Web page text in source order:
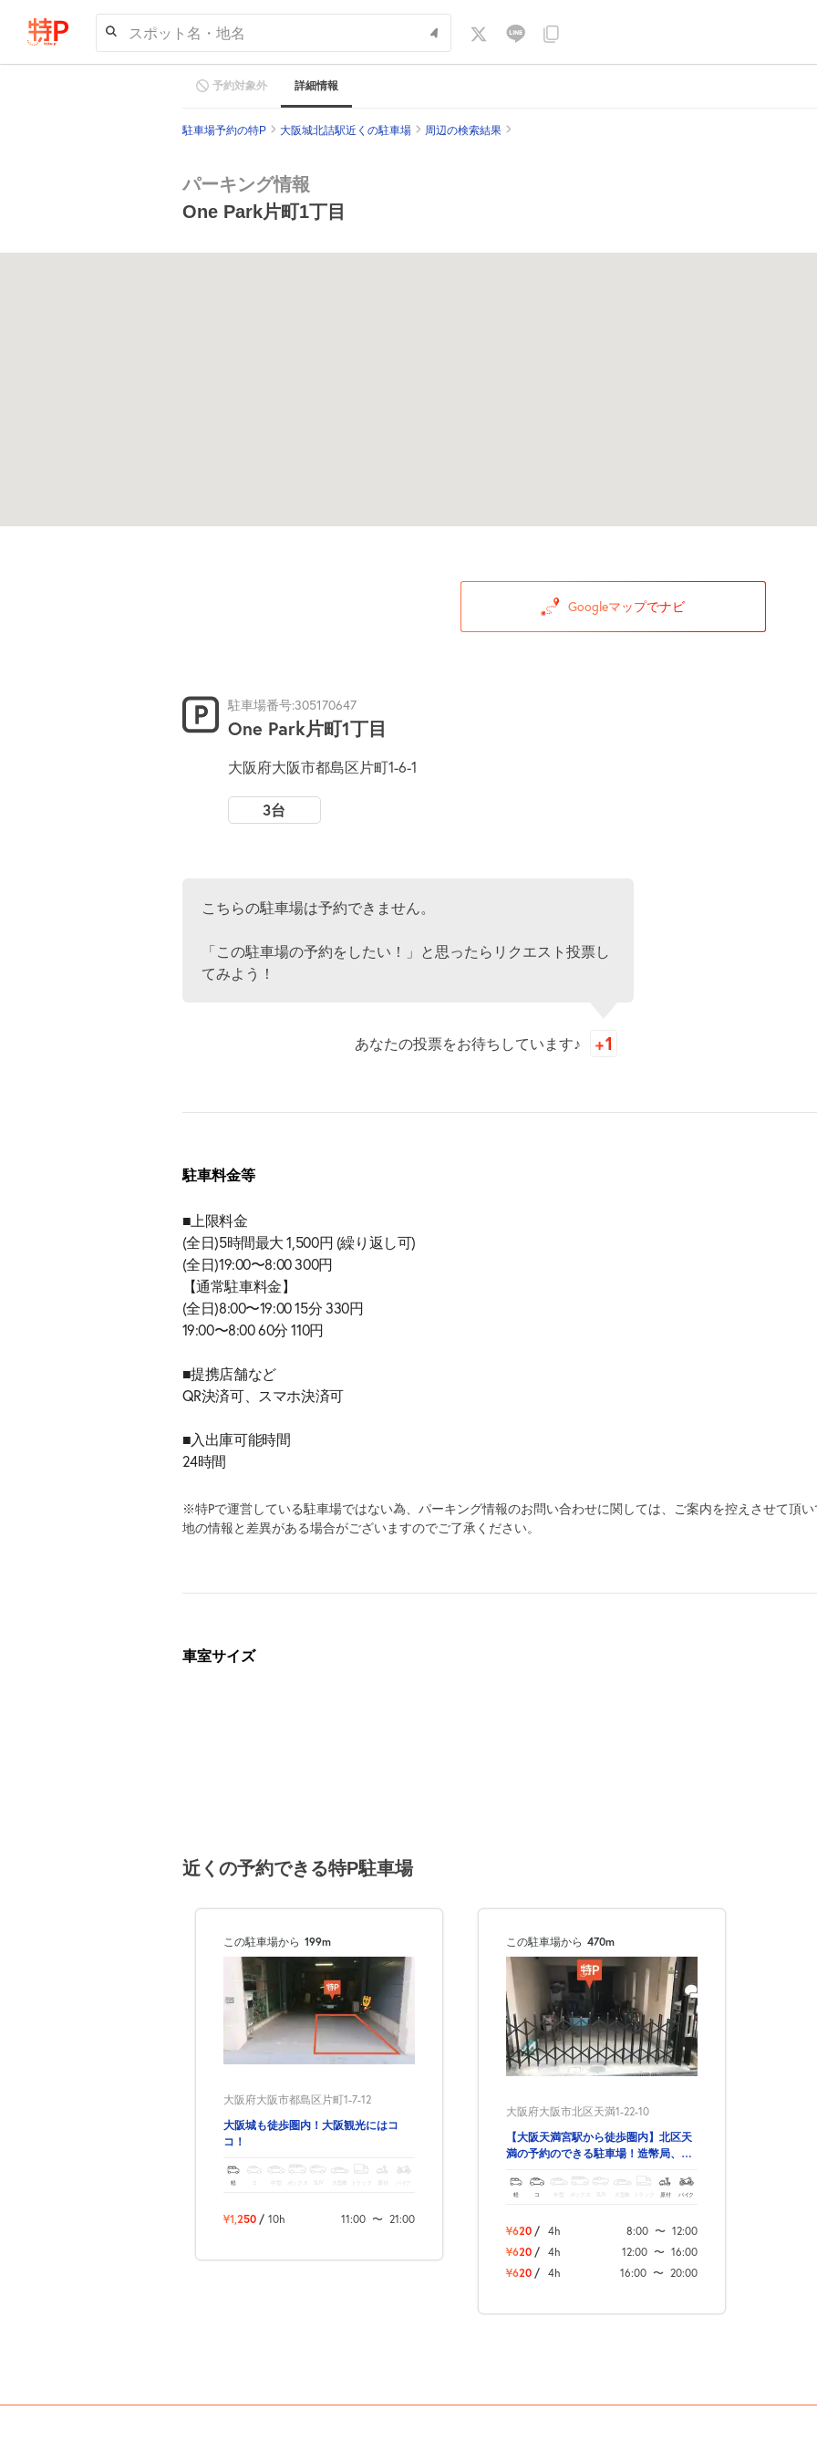
スポット名・地名
予約対象外 詳細情報
駐車場予約の特P 大阪城北詰駅近くの駐車場 周辺の検索結果
パーキング情報
One Park片町1丁目
Googleマップでナビ
駐車場番号:305170647
One Park片町1丁目
大阪府大阪市都島区片町1-6-1
3台
こちらの駐車場は予約できません。
「この駐車場の予約をしたい！」と思ったらリクエスト投票し
てみよう！
あなたの投票をお待ちしています♪
駐車料金等
■上限料金
(全日)5時間最大 1,500円 (繰り返し可)
(全日)19:00〜8:00 300円
【通常駐車料金】
(全日)8:00〜19:00 15分 330円
19:00〜8:00 60分 110円
■提携店舗など
QR決済可、スマホ決済可
■入出庫可能時間
24時間
※特Pで運営している駐車場ではない為、パーキング情報のお問い合わせに関しては、ご案内を控えさせて頂
地の情報と差異がある場合がございますのでご了承ください。
車室サイズ
近くの予約できる特P駐車場
この駐車場から 199m
大阪府大阪市都島区片町1-7-12
大阪城も徒歩圏内！大阪観光にはコ
コ！
軽 中型 ボックス SUV 大型車 トラック バイク
¥1,250 / 10h 11:00 〜 21:00
この駐車場から 470m
大阪府大阪市北区天満1-22-10
【大阪天満宮駅から徒歩圏内】北区天
満の予約のできる駐車場！造幣局、天
軽 コ 中型 ボックス SUV 大型車 トラック 原付 バイク
¥620 / 4h 8:00 〜 12:00
¥620 / 4h 12:00 〜 16:00
¥620 / 4h 16:00 〜 20:00
自宅 空 駐車場
貸出しませんか？
次へ